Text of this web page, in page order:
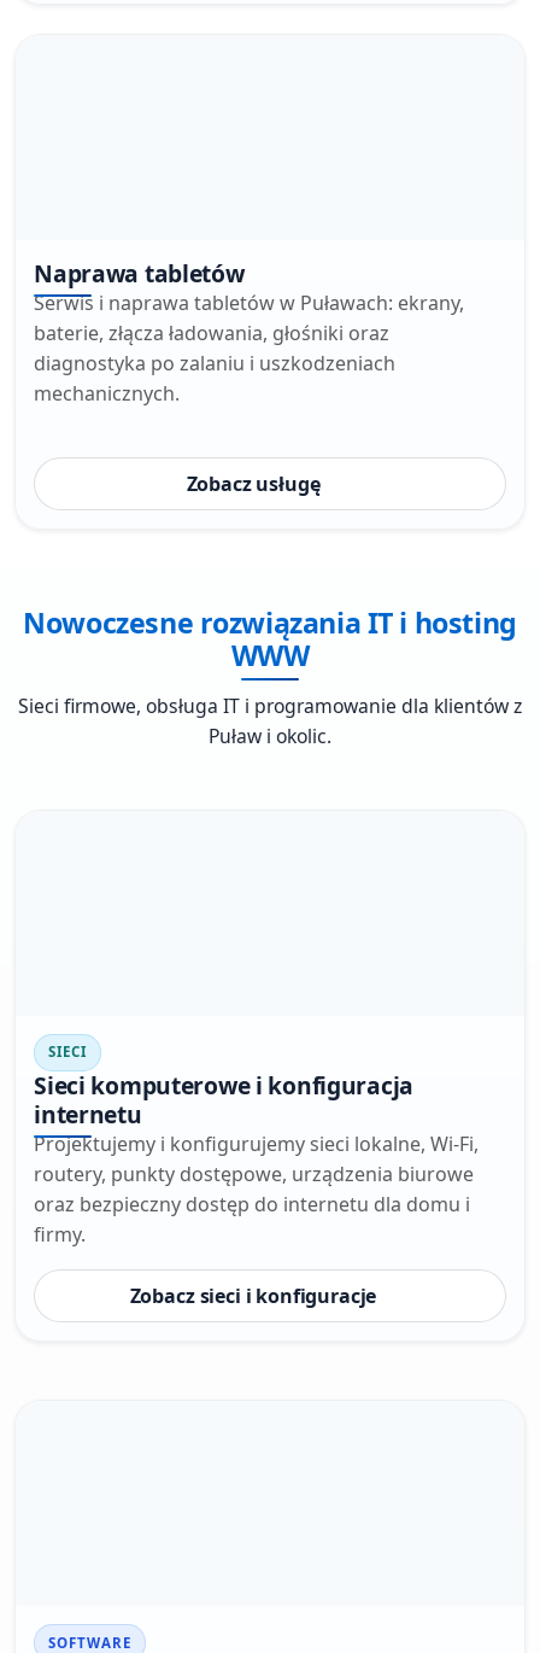
Naprawa tabletów
Serwis i naprawa tabletów w Puławach: ekrany,
baterie, złącza ładowania, głośniki oraz
diagnostyka po zalaniu i uszkodzeniach
mechanicznych.
Zobacz usługę
Nowoczesne rozwiązania IT i hosting
WWW
Sieci firmowe, obsługa IT i programowanie dla klientów z
Puław i okolic.
SIECI
Sieci komputerowe i konfiguracja
internetu
Projektujemy i konfigurujemy sieci lokalne, Wi-Fi,
routery, punkty dostępowe, urządzenia biurowe
oraz bezpieczny dostęp do internetu dla domu i
firmy.
Zobacz sieci i konfiguracje
SOFTWARE